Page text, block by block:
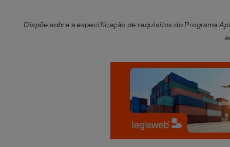
Dispõe sobre a especificação de requisitos do Programa